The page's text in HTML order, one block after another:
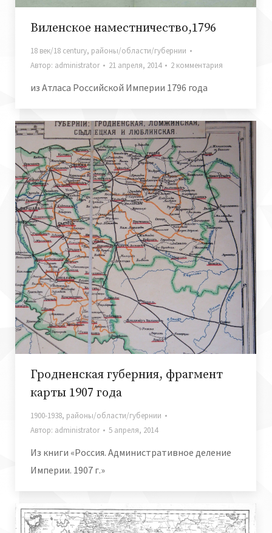
Виленское наместничество,1796
18 век/18 century, районы/области/губернии
Автор: administrator 21 апреля, 2014 2 комментария
из Атласа Российской Империи 1796 года
Гродненская губерния, фрагмент
карты 1907 года
1900-1938, районы/области/губернии
Автор: administrator 5 апреля, 2014
Из книги «Россия. Административное деление
Империи. 1907 г.»